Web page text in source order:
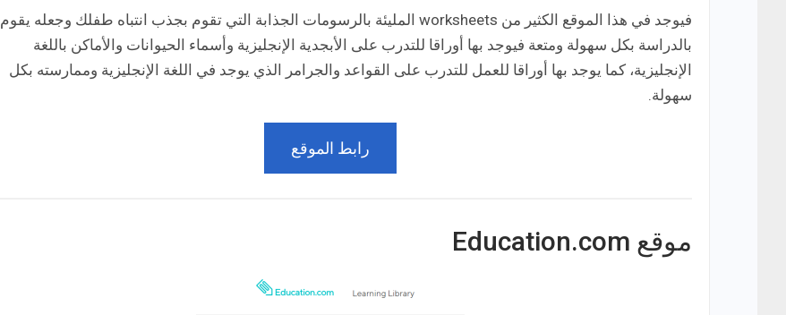
فيوجد في هذا الموقع الكثير من worksheets المليئة بالرسومات الجذابة التي تقوم بجذب انتباه طفلك وجعله يقوم
بالدراسة بكل سهولة ومتعة فيوجد بها أوراقا للتدرب على الأبجدية الإنجليزية وأسماء الحيوانات والأماكن باللغة
الإنجليزية، كما يوجد بها أوراقا للعمل للتدرب على القواعد والجرامر الذي يوجد في اللغة الإنجليزية وممارسته بكل
سهولة.
رابط الموقع
موقع Education.com